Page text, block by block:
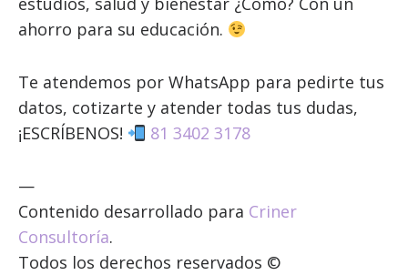
ahorro para su educación.
Te atendemos por WhatsApp para pedirte tus
datos, cotizarte y atender todas tus dudas,
¡ESCRÍBENOS!
81 3402 3178
—
Contenido desarrollado para Criner
Consultoría.
Todos los derechos reservados ©